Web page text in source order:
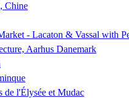
Chine
- Lacaton & Vassal with
Aarhus Danemark
de l'Élysée et Mudac